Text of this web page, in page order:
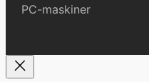
PC-maskiner